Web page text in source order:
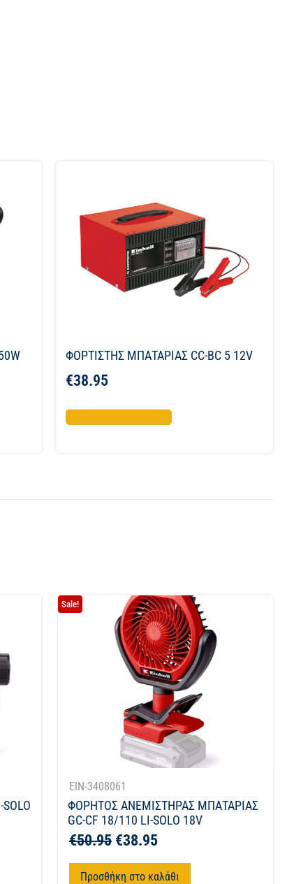
ΦΟΡΤΙΣΤΗΣ ΜΠΑΤΑΡΙΑΣ CC-BC 5 12V
€38.95
Sale!
EIN-3408061
ΦΟΡΗΤΟΣ ΑΝΕΜΙΣΤΗΡΑΣ ΜΠΑΤΑΡΙΑΣ
GC-CF 18/110 LI-SOLO 18V
€50.95 €38.95
Προσθήκη στο καλάθι